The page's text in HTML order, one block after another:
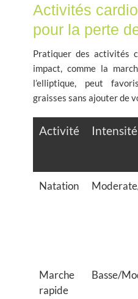
Activités
pour la perte
Pratiquer des activités
impact, comme la
l’elliptique, peut
graisses sans ajouter de
Activité Intensité
Natation
Marche
rapide
Basse/